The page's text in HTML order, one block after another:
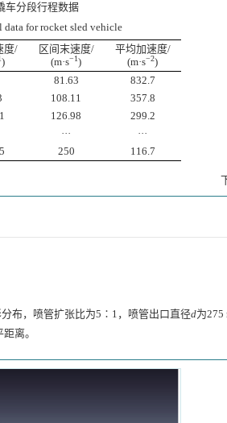
车分段行程数据
data for rocket sled vehicle
度/
)
区间末速度/
(m·s−1)
平均加速度/
(m·s−2)
81.63
832.7
108.11
357.8
126.98
299.2
···
···
250 116.7
布，喷管扩张比为5∶1，喷管出口直径d为275
离。